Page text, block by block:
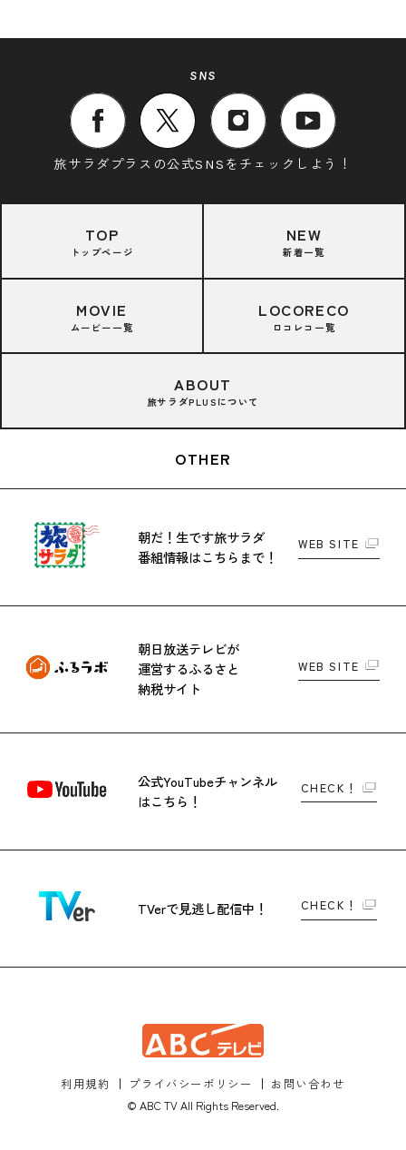
SNS
旅サラダプラスの公式SNSをチェックしよう！
TOP
トップページ
NEW
新着一覧
MOVIE
ムービー一覧
LOCORECO
ロコレコ一覧
ABOUT
旅サラダPLUSについて
OTHER
朝だ！生です旅サラダ
番組情報はこちらまで！
WEB SITE
朝日放送テレビが
運営するふるさと
納税サイト
WEB SITE
公式YouTubeチャンネル
はこちら！
CHECK！
TVerで見逃し配信中！ CHECK！
利用規約 プライバシーポリシー
お問い合わせ
© ABC TV All Rights Reserved.